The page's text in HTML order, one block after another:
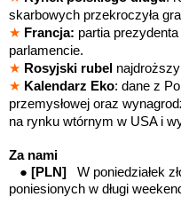
skarbowych przekroczyła
★ Francja: partia
parlamencie.
★ Rosyjski rubel
★ Kalendarz Eko: dane z
przemysłowej oraz
na rynku wtórnym w USA i
Za nami
● [PLN] W poniedziałek
poniesionych w długi